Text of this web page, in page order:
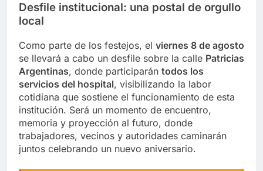
Desfile institucional: una postal de orgullo
local
Como parte de los festejos, el viernes 8 de agosto
se llevará a cabo un desfile sobre la calle Patricias
Argentinas, donde participarán todos los
servicios del hospital, visibilizando la labor
cotidiana que sostiene el funcionamiento de esta
institución. Será un momento de encuentro,
memoria y proyección al futuro, donde
trabajadores, vecinos y autoridades caminarán
juntos celebrando un nuevo aniversario.